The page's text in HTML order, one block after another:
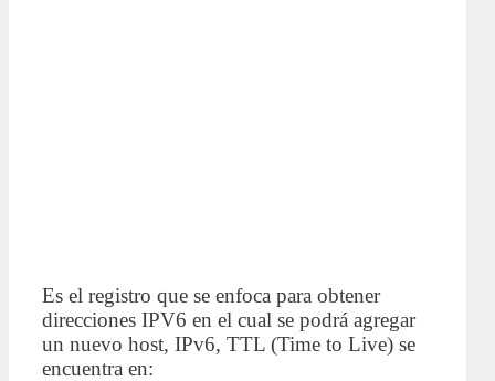
Es el registro que se enfoca para obtener
direcciones IPV6 en el cual se podrá agregar
un nuevo host, IPv6, TTL (Time to Live) se
encuentra en: